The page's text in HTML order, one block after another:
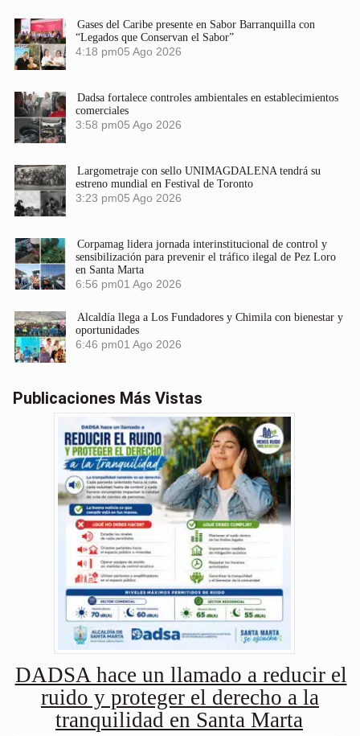
Gases del Caribe presente en Sabor Barranquilla con
“Legados que Conservan el Sabor”
4:18 pm05 Ago 2026
Dadsa fortalece controles ambientales en establecimientos
comerciales
3:58 pm05 Ago 2026
Largometraje con sello UNIMAGDALENA tendrá su
estreno mundial en Festival de Toronto
3:23 pm05 Ago 2026
Corpamag lidera jornada interinstitucional de control y
sensibilización para prevenir el tráfico ilegal de Pez Loro
en Santa Marta
6:56 pm01 Ago 2026
Alcaldía llega a Los Fundadores y Chimila con bienestar y
oportunidades
6:46 pm01 Ago 2026
Publicaciones Más Vistas
DADSA hace un llamado a reducir el
ruido y proteger el derecho a la
tranquilidad en Santa Marta